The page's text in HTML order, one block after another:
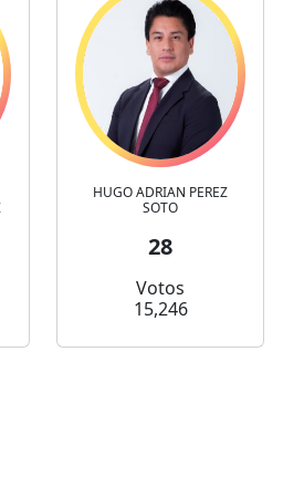
HUGO ADRIAN PEREZ
SOTO
28
Votos
15,246